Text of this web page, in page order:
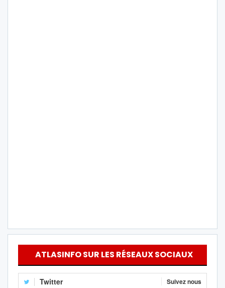
ATLASINFO SUR LES RÉSEAUX SOCIAUX
Twitter Suivez nous